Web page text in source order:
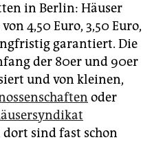
in Berlin: Häuser
4,50 Euro, 3,50 Euro,
garantiert. Die
der 80er und 90er
und von kleinen,
oder
sind fast schon